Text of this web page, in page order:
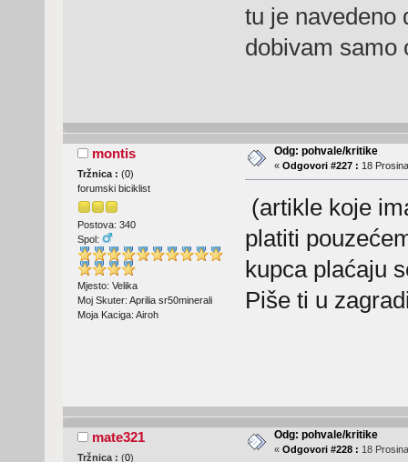
tu je navedeno
dobivam samo
montis
Tržnica : (0)
forumski biciklist
Postova: 340
Spol:
Mjesto: Velika
Moj Skuter: Aprilia sr50minerali
Moja Kaciga: Airoh
Odg: pohvale/kritike
« Odgovori #227 : 18
(artikle koje
platiti
kupca plaćaju
Piše ti u
mate321
Tržnica : (0)
Odg: pohvale/kritike
« Odgovori #228 : 18